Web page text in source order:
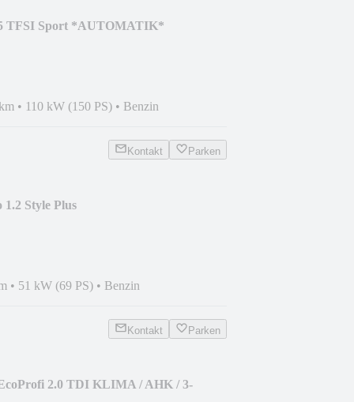
TFSI Sport *AUTOMATIK*
• 110 kW (150 PS) • Benzin
Kontakt Parken
1.2 Style Plus
• 51 kW (69 PS) • Benzin
Kontakt Parken
2.0 TDI KLIMA / AHK / 3-